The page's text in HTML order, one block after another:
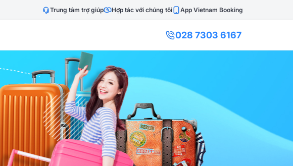
Trung tâm trợ giúp Hợp tác với chúng tôi App Vietnam Booking
028 7303 6167